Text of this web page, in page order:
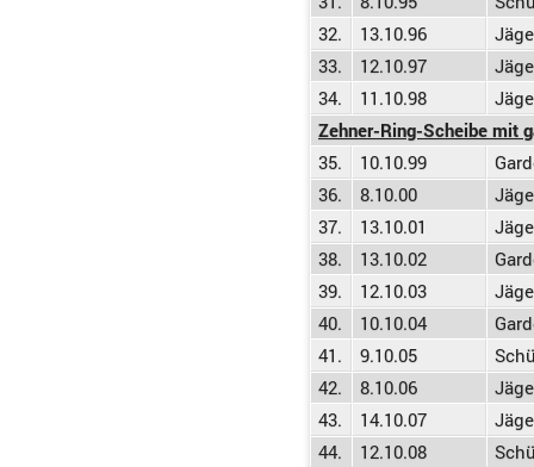
32.
13.10.96
33.
12.10.97
34.
11.10.98
Zehner-Ring-Scheibe mit
35.
10.10.99
36.
8.10.00
37.
13.10.01
38.
13.10.02
39.
12.10.03
40.
10.10.04
41.
9.10.05
42.
8.10.06
43.
14.10.07
44.
12.10.08